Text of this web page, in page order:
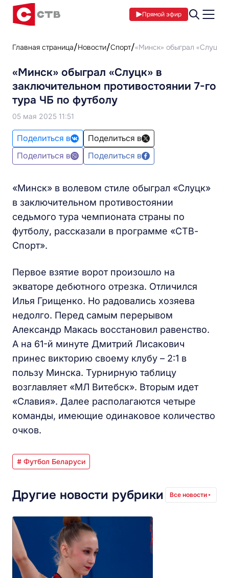
Прямой эфир
Главная страница Новости Спорт «Минск» обыграл «Слуцк»
«Минск» обыграл «Слуцк» в
заключительном противостоянии 7-го
тура ЧБ по футболу
05 мая 2025 11:51
Поделиться в
Поделиться в
Поделиться в
Поделиться в
«Минск» в волевом стиле обыграл «Слуцк»
в заключительном противостоянии
седьмого тура чемпионата страны по
футболу, рассказали в программе «СТВ-
Спорт».
Первое взятие ворот произошло на
экваторе дебютного отрезка. Отличился
Илья Грищенко. Но радовались хозяева
недолго. Перед самым перерывом
Александр Макась восстановил равенство.
А на 61-й минуте Дмитрий Лисакович
принес викторию своему клубу – 2:1 в
пользу Минска. Турнирную таблицу
возглавляет «МЛ Витебск». Вторым идет
«Славия». Далее располагаются четыре
команды, имеющие одинаковое количество
очков.
# Футбол Беларуси
Другие новости рубрики Все новости